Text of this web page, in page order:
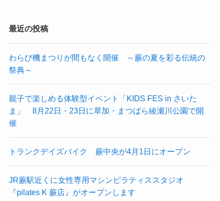
最近の投稿
わらび機まつりが間もなく開催 ～蕨の夏を彩る伝統の
祭典～
親子で楽しめる体験型イベント「KIDS FES in さいた
ま」 8月22日・23日に草加・まつばら綾瀬川公園で開
催
トランクデイズバイク 蕨中央が4月1日にオープン
JR蕨駅近くに女性専用マシンピラティススタジオ
『pilates K 蕨店』がオープンします